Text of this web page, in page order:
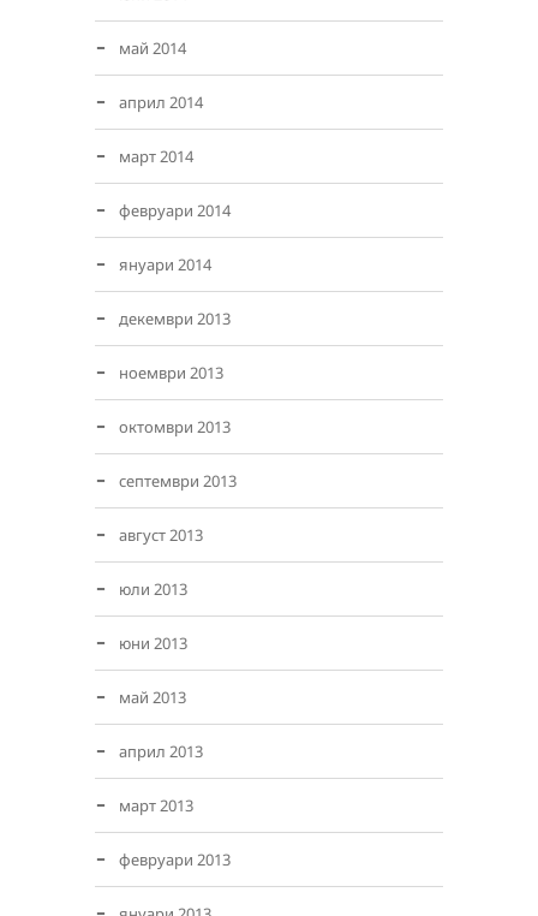
май 2014
април 2014
март 2014
февруари 2014
януари 2014
декември 2013
ноември 2013
октомври 2013
септември 2013
август 2013
юли 2013
юни 2013
май 2013
април 2013
март 2013
февруари 2013